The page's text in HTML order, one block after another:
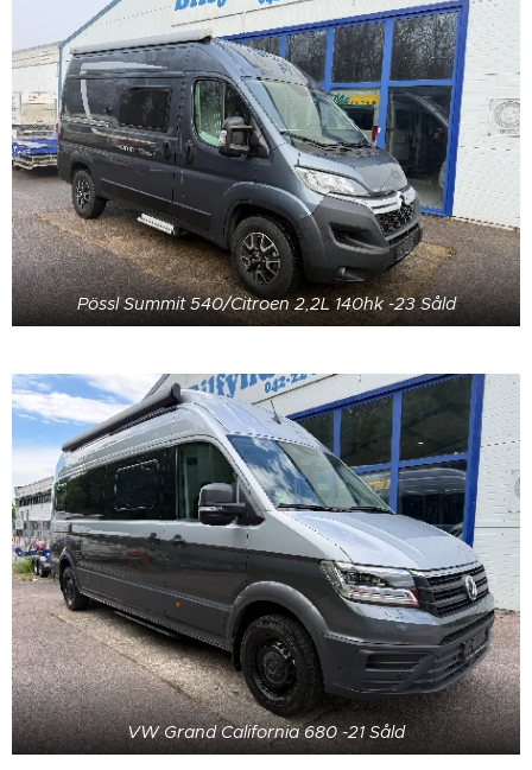
Pössl Summit 540/Citroen 2,2L 140hk -23 Såld
VW Grand California 680 -21 Såld